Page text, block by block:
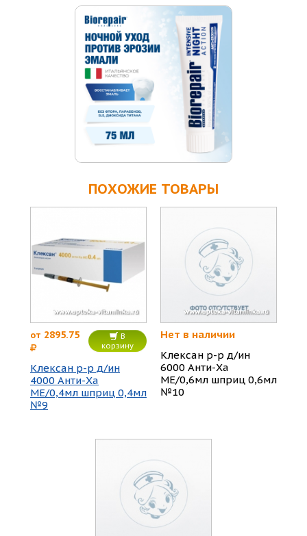
ПОХОЖИЕ ТОВАРЫ
от 2895.75
В
корзину
Клексан р-р д/ин
4000 Анти-Ха
МЕ/0,4мл шприц 0,4мл
№9
Нет в наличии
Клексан р-р д/ин
6000 Анти-Ха
МЕ/0,6мл шприц 0,6мл
№10